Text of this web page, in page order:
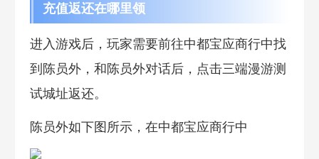
充值返还在哪里领
进入游戏后，玩家需要前往中都宝应商行中找
到陈员外，和陈员外对话后，点击三端漫游测
试城址返还。
陈员外如下图所示，在中都宝应商行中